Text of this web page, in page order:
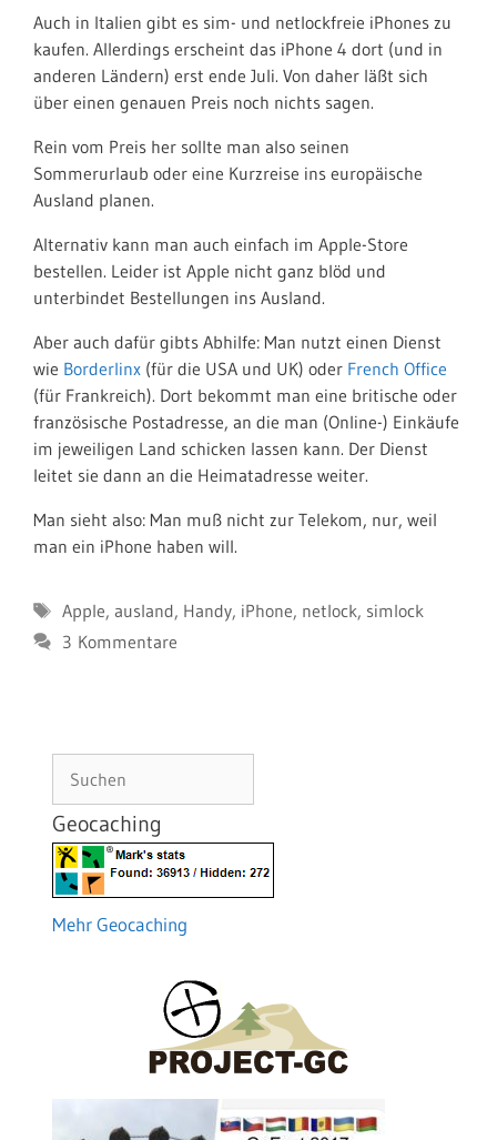
Auch in Italien gibt es sim- und netlockfreie iPhones zu
kaufen. Allerdings erscheint das iPhone 4 dort (und in
anderen Ländern) erst ende Juli. Von daher läßt sich
über einen genauen Preis noch nichts sagen.
Rein vom Preis her sollte man also seinen
Sommerurlaub oder eine Kurzreise ins europäische
Ausland planen.
Alternativ kann man auch einfach im Apple-Store
bestellen. Leider ist Apple nicht ganz blöd und
unterbindet Bestellungen ins Ausland.
Aber auch dafür gibts Abhilfe: Man nutzt einen Dienst
wie Borderlinx (für die USA und UK) oder French Office
(für Frankreich). Dort bekommt man eine britische oder
französische Postadresse, an die man (Online-) Einkäufe
im jeweiligen Land schicken lassen kann. Der Dienst
leitet sie dann an die Heimatadresse weiter.
Man sieht also: Man muß nicht zur Telekom, nur, weil
man ein iPhone haben will.
Schlagwörter
Apple, ausland, Handy, iPhone, netlock, simlock
3 Kommentare
Geocaching
Mehr Geocaching